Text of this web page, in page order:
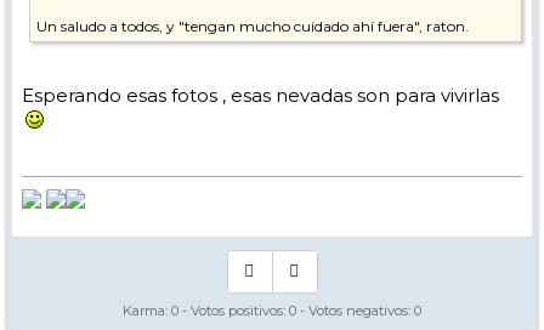
Un saludo a todos, y "tengan mucho cuidado ahí fuera", raton.
apartamento. No se si son de pista o de carreteras, pero es señal de
que intentan que todo esté "habitable", al menos esa es mi
Esperando esas fotos , esas nevadas son para vivirlas
Karma: 0 - Votos positivos: 0 - Votos negativos: 0